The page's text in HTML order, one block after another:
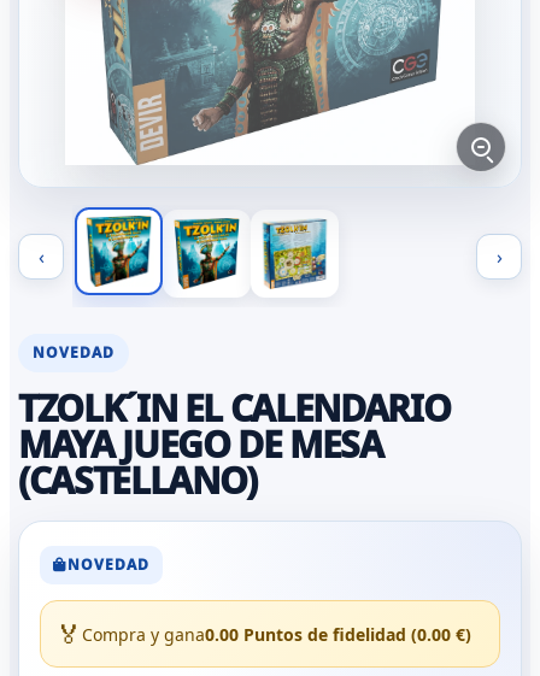
‹ ›
NOVEDAD
TZOLK´IN EL CALENDARIO
MAYA JUEGO DE MESA
(CASTELLANO)
NOVEDAD
🏅 Compra y gana0.00 Puntos de fidelidad (0.00 €)